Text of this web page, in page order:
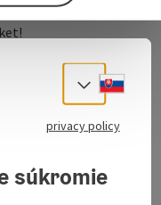
freshness - and
food discounter
At the PENNY
also focus on
are happy to
only
This means
Select
privacy policy
súkromie